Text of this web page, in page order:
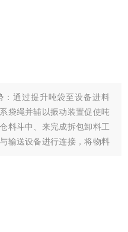
：通过提升吨袋至设备进料
袋绳并辅以振动装置促使吨
料斗中、来完成拆包卸料工
输送设备进行连接，将物料